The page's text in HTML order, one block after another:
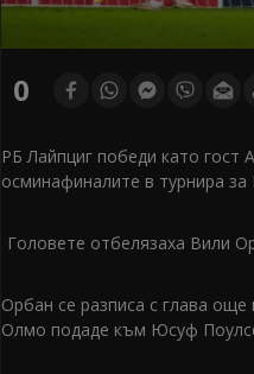
0
РБ Лайпциг победи като гост
осминафиналите в турнира за
Головете отбелязаха Вили
Орбан се разписа с глава
Олмо подаде към Юсуф